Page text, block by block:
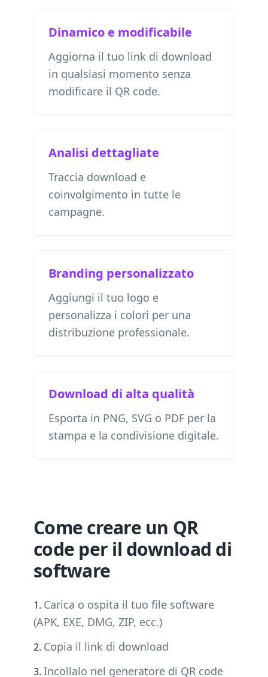
Dinamico e modificabile
Aggiorna il tuo link di download
in qualsiasi momento senza
modificare il QR code.
Analisi dettagliate
Traccia download e
coinvolgimento in tutte le
campagne.
Branding personalizzato
Aggiungi il tuo logo e
personalizza i colori per una
distribuzione professionale.
Download di alta qualità
Esporta in PNG, SVG o PDF per la
stampa e la condivisione digitale.
Come creare un QR
code per il download di
software
Carica o ospita il tuo file software
(APK, EXE, DMG, ZIP, ecc.)
Copia il link di download
Incollalo nel generatore di QR code